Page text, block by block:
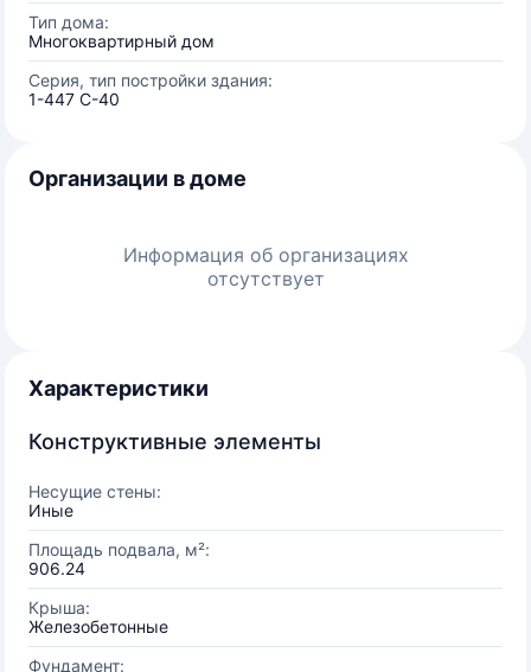
Тип дома:
Многоквартирный дом
Серия, тип постройки здания:
1-447 С-40
Организации в доме
Информация об организациях
отсутствует
Характеристики
Конструктивные элементы
Несущие стены:
Иные
Площадь подвала, м²:
906.24
Крыша:
Железобетонные
Фундамент: